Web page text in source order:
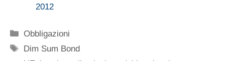
2012
Categorie
Obbligazioni
Tag
Dim Sum Bond